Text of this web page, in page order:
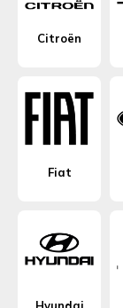
Citroën
Fiat